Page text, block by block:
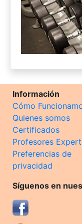
Información
Cómo
Quienes somos
Certificados
Profesores
Preferencias de
privacidad
Síguenos en